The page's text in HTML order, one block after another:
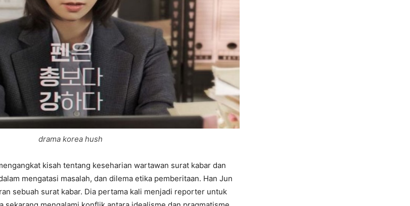
drama korea hush
kisah tentang keseharian wartawan surat kabar dan
mengatasi masalah, dan dilema etika pemberitaan. Han Jun
sebuah surat kabar. Dia pertama kali menjadi reporter untuk